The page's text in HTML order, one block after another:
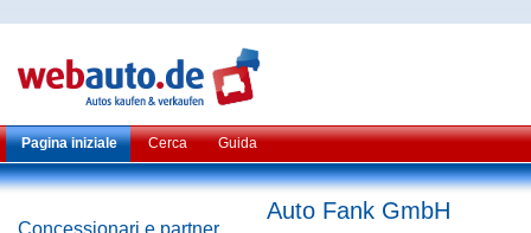
Pagina iniziale Cerca Guida
Concessionari e partner
Auto Fank GmbH